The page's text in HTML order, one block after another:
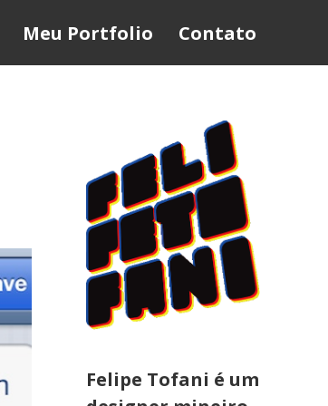
Meu Portfolio Contato
Felipe Tofani é um